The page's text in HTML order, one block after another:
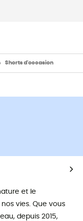
Shorts d'occasion
et le
vies. Que vous
depuis 2015,